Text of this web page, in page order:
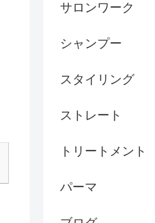
サロンワーク
シャンプー
スタイリング
ストレート
トリートメント
パーマ